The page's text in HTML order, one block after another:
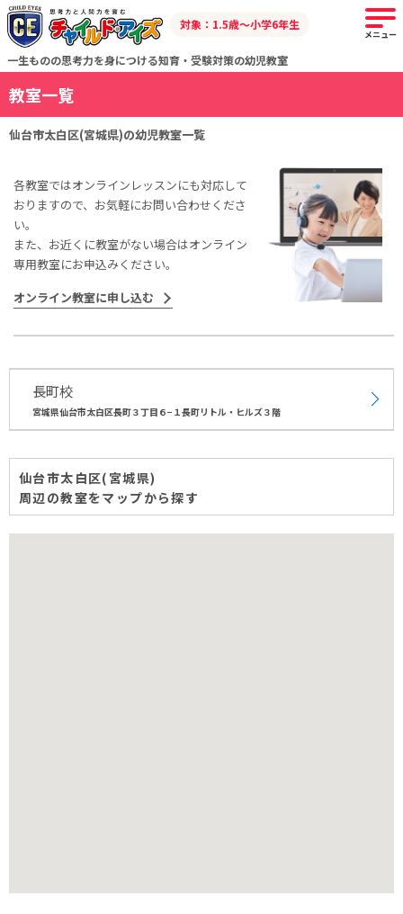
一生ものの思考力を身につける知育・受験対策の幼児教室
対象：1.5歳～小学6年生
メニュー
教室一覧
仙台市太白区(宮城県)の幼児教室一覧
各教室ではオンラインレッスンにも対応して
おりますので、お気軽にお問い合わせくださ
い。
また、お近くに教室がない場合はオンライン
専用教室にお申込みください。
オンライン教室に申し込む
長町校
宮城県仙台市太白区長町３丁目６−１長町リトル・ヒルズ３階
仙台市太白区(宮城県)
周辺の教室をマップから探す